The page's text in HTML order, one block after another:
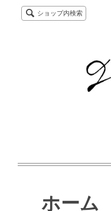
ショップ内検索
ホーム